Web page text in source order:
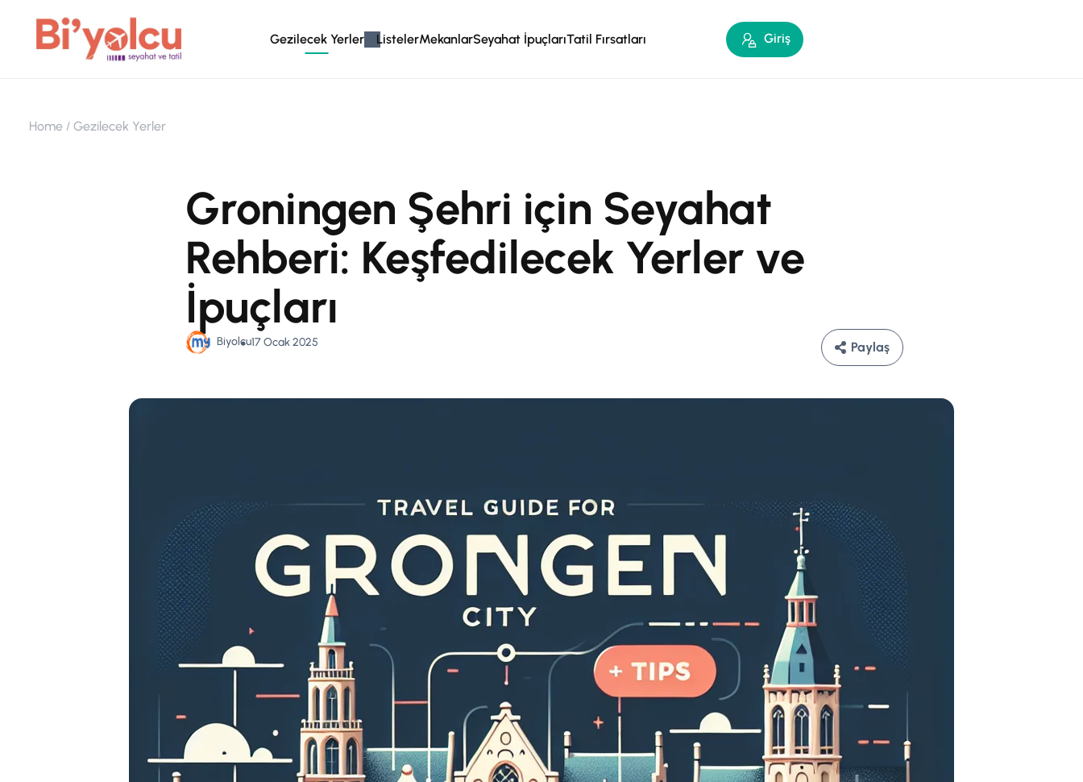
Gezilecek Yerler ListelerMekanlarSeyahat İpuçlarıTatil Fırsatları Giriş
Home Gezilecek Yerler
Groningen Şehri için Seyahat
Rehberi: Keşfedilecek Yerler ve
İpuçları
Biyolcu17 Ocak 2025 Paylaş